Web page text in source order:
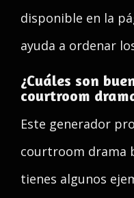
disponible en la
ayuda a ordenar
¿Cuáles son
courtroom
Este generador
courtroom drama
tienes algunos